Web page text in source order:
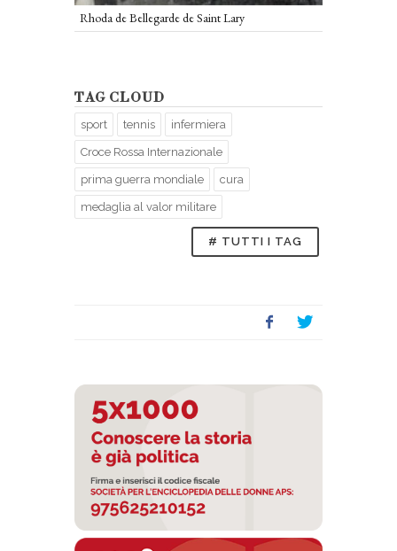
Rhoda de Bellegarde de Saint Lary
TAG CLOUD
sport tennis infermiera
Croce Rossa Internazionale
prima guerra mondiale cura
medaglia al valor militare
# TUTTI I TAG